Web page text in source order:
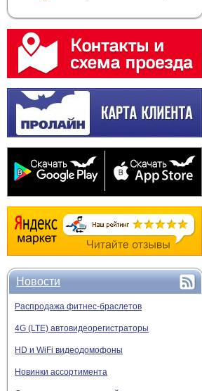
Новости
Распродажа фитнес-браслетов
4G (LTE) автовидеорегистраторы
HD и WiFi видеодомофоны
Новинки ассортимента